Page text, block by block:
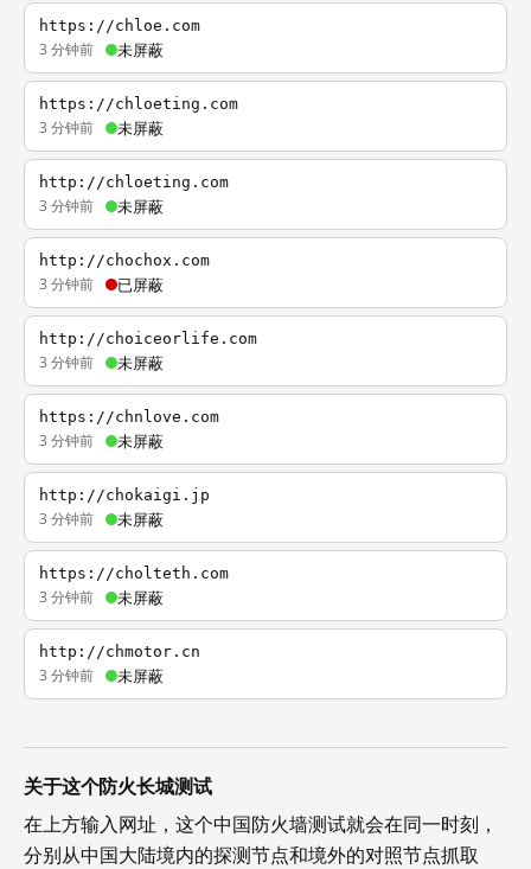
https://chloe.com
3 分钟前 未屏蔽
https://chloeting.com
3 分钟前 未屏蔽
http://chloeting.com
3 分钟前 未屏蔽
http://chochox.com
3 分钟前 已屏蔽
http://choiceorlife.com
3 分钟前 未屏蔽
https://chnlove.com
3 分钟前 未屏蔽
http://chokaigi.jp
3 分钟前 未屏蔽
https://cholteth.com
3 分钟前 未屏蔽
http://chmotor.cn
3 分钟前 未屏蔽
关于这个防火长城测试
在上方输入网址，这个中国防火墙测试就会在同一时刻，
分别从中国大陆境内的探测节点和境外的对照节点抓取